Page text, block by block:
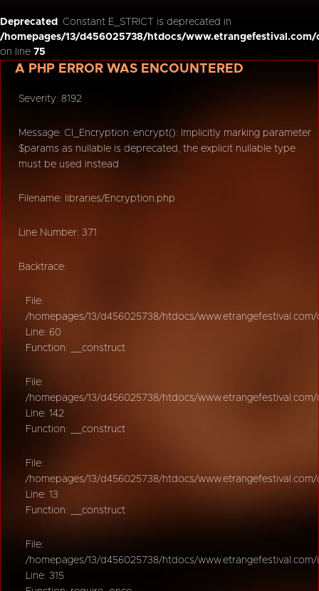
Deprecated : Constant E_STRICT is deprecated in
/homepages/13/d456025738/htdocs/
on line 75
A PHP ERROR WAS ENCOUNTERED
Severity: 8192
Message: CI_Encryption::encrypt(): Implicitly marking parameter
$params as nullable is deprecated, the explicit nullable type
must be used instead
Filename: libraries/Encryption.php
Line Number: 371
Backtrace:
File:
/homepages/13/d456025738/htdocs/
Line: 60
Function: __construct
File:
/homepages/13/d456025738/htdocs/
Line: 142
Function: __construct
File:
/homepages/13/d456025738/htdocs/
Line: 13
Function: __construct
File:
/homepages/13/d456025738/htdocs/
Line: 315